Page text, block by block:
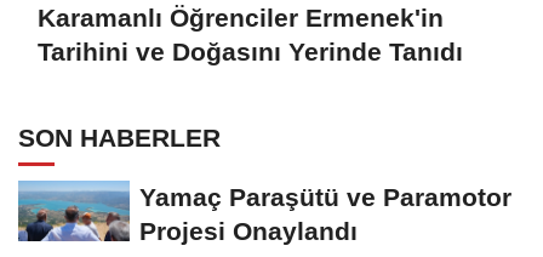
Karamanlı Öğrenciler Ermenek'in
Tarihini ve Doğasını Yerinde Tanıdı
SON HABERLER
Yamaç Paraşütü ve Paramotor
Projesi Onaylandı